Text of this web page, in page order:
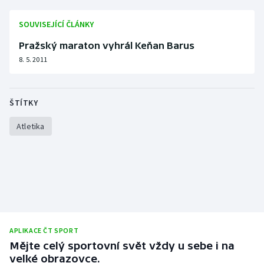
Rychlobruslení
Short track
Sportovní střelba
Vodní slalom
SOUVISEJÍCÍ ČLÁNKY
Pražský maraton vyhrál Keňan Barus
8. 5. 2011
ŠTÍTKY
Atletika
APLIKACE ČT SPORT
Mějte celý sportovní svět vždy u sebe i na
velké obrazovce.